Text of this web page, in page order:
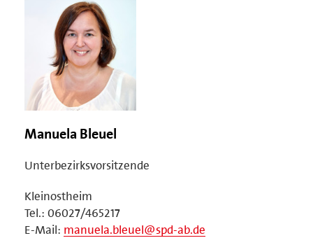
Manuela Bleuel
Unterbezirksvorsitzende
Kleinostheim
Tel.: 06027/465217
E-Mail: manuela.bleuel@spd-ab.de